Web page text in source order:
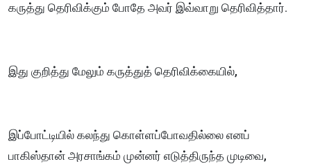
கருத்து தெரிவிக்கும் போதே அவர் இவ்வாறு தெரிவித்தார்.
இது குறித்து மேலும் கருத்துத் தெரிவிக்கையில்,
இப்போட்டியில் கலந்து கொள்ளப்போவதில்லை எனப்
பாகிஸ்தான் அரசாங்கம் முன்னர் எடுத்திருந்த முடிவை,